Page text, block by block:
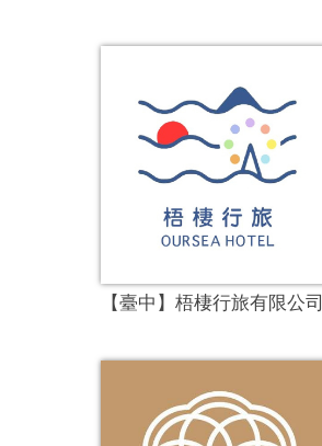
【臺中】梧棲行旅有限公司